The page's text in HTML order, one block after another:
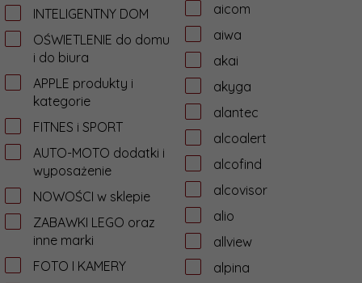
INTELIGENTNY DOM
OŚWIETLENIE do domu
i do biura
APPLE produkty i
kategorie
FITNES i SPORT
AUTO-MOTO dodatki i
wyposażenie
NOWOŚCI w sklepie
ZABAWKI LEGO oraz
inne marki
FOTO I KAMERY
aicom
aiwa
akai
akyga
alantec
alcoalert
alcofind
alcovisor
alio
allview
alpina